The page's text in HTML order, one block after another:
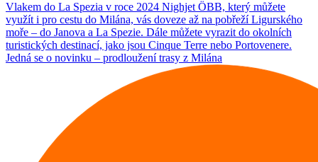
Vlakem do La Spezia v roce 2024 Nighjet ÖBB, který můžete
využít i pro cestu do Milána, vás doveze až na pobřeží Ligurského
moře – do Janova a La Spezie. Dále můžete vyrazit do okolních
turistických destinací, jako jsou Cinque Terre nebo Portovenere.
Jedná se o novinku – prodloužení trasy z Milána